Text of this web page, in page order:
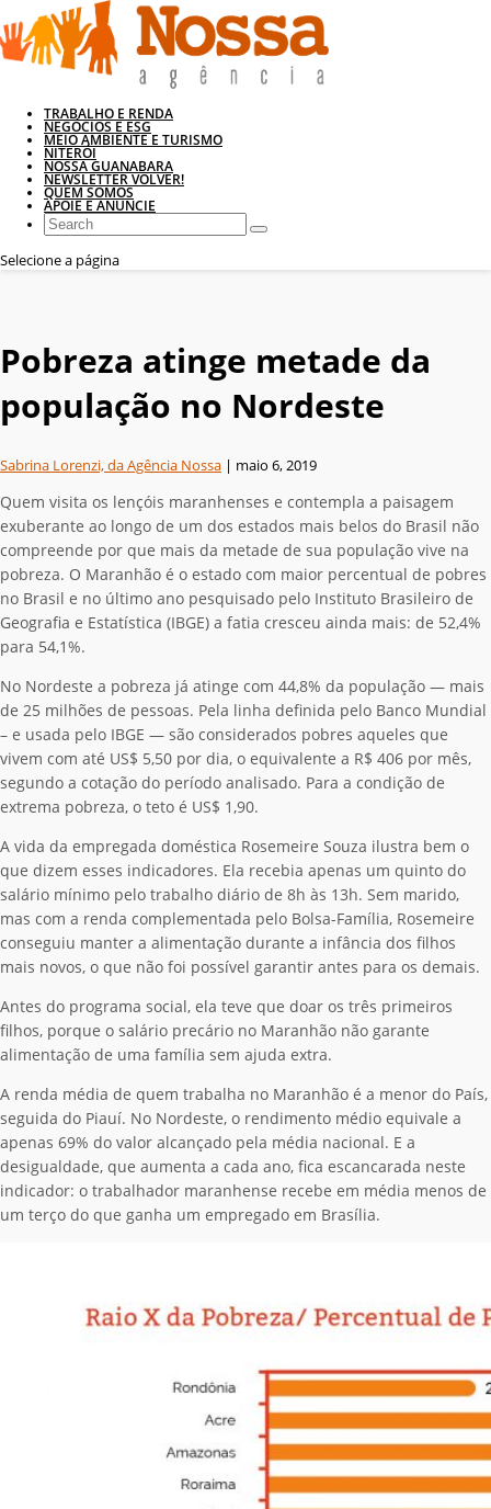
TRABALHO E RENDA
NEGÓCIOS E ESG
MEIO AMBIENTE E TURISMO
NITERÓI
NOSSA GUANABARA
NEWSLETTER VOLVER!
QUEM SOMOS
APOIE E ANUNCIE
Selecione a página
Pobreza atinge metade da
população no Nordeste
Sabrina Lorenzi, da Agência Nossa | maio 6, 2019
Quem visita os lençóis maranhenses e contempla a paisagem
exuberante ao longo de um dos estados mais belos do Brasil não
compreende por que mais da metade de sua população vive na
pobreza. O Maranhão é o estado com maior percentual de pobres
no Brasil e no último ano pesquisado pelo Instituto Brasileiro de
Geografia e Estatística (IBGE) a fatia cresceu ainda mais: de 52,4%
para 54,1%.
No Nordeste a pobreza já atinge com 44,8% da população — mais
de 25 milhões de pessoas. Pela linha definida pelo Banco Mundial
– e usada pelo IBGE — são considerados pobres aqueles que
vivem com até US$ 5,50 por dia, o equivalente a R$ 406 por mês,
segundo a cotação do período analisado. Para a condição de
extrema pobreza, o teto é US$ 1,90.
A vida da empregada doméstica Rosemeire Souza ilustra bem o
que dizem esses indicadores. Ela recebia apenas um quinto do
salário mínimo pelo trabalho diário de 8h às 13h. Sem marido,
mas com a renda complementada pelo Bolsa-Família, Rosemeire
conseguiu manter a alimentação durante a infância dos filhos
mais novos, o que não foi possível garantir antes para os demais.
Antes do programa social, ela teve que doar os três primeiros
filhos, porque o salário precário no Maranhão não garante
alimentação de uma família sem ajuda extra.
A renda média de quem trabalha no Maranhão é a menor do País,
seguida do Piauí. No Nordeste, o rendimento médio equivale a
apenas 69% do valor alcançado pela média nacional. E a
desigualdade, que aumenta a cada ano, fica escancarada neste
indicador: o trabalhador maranhense recebe em média menos de
um terço do que ganha um empregado em Brasília.